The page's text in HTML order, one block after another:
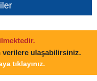
verilere ulaşabilirsiniz.
tıklayınız.